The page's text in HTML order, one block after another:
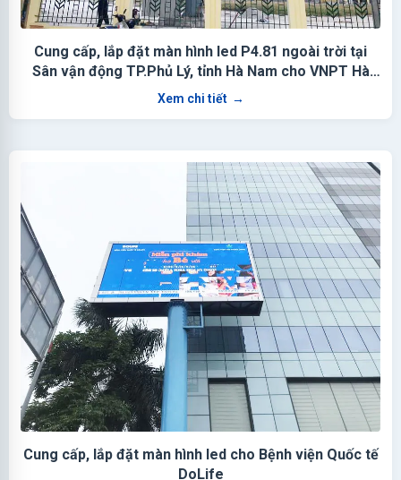
Cung cấp, lắp đặt màn hình led P4.81 ngoài trời tại
Sân vận động TP.Phủ Lý, tỉnh Hà Nam cho VNPT Hà
Nam
Xem chi tiết →
Cung cấp, lắp đặt màn hình led cho Bệnh viện Quốc tế
DoLife